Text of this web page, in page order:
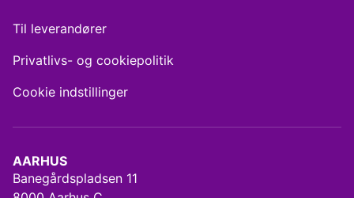
AARHUS
Banegårdspladsen 11
Til leverandører
Privatlivs- og cookiepolitik
Cookie indstillinger